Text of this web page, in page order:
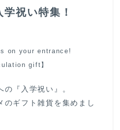
祝い特集！
on your entrance!
gift】
『入学祝い』。
のギフト雑貨を集めまし